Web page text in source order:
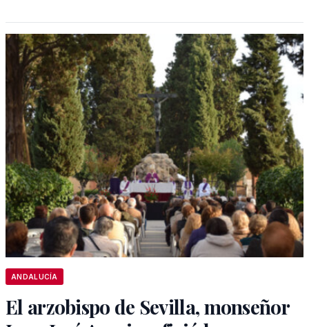
ANDALUCÍA
El arzobispo de Sevilla, monseñor